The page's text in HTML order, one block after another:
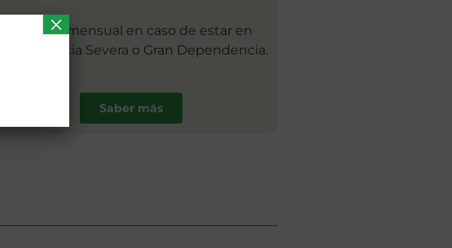
Pensión mensual en caso de estar en
Dependencia Severa o Gran Dependencia.
Saber más
×